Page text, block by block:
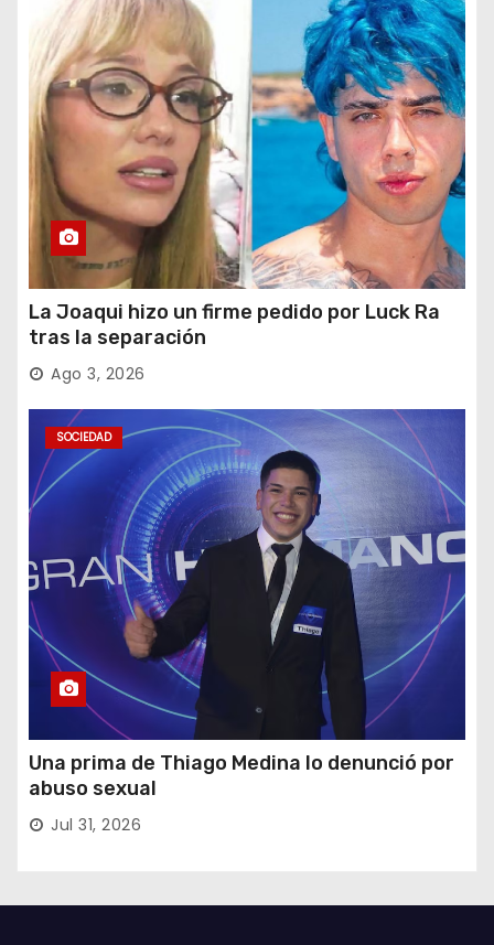
La Joaqui hizo un firme pedido por Luck Ra
tras la separación
Ago 3, 2026
SOCIEDAD
Una prima de Thiago Medina lo denunció por
abuso sexual
Jul 31, 2026